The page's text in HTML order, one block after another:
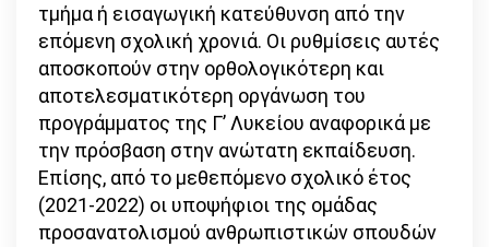
τμήμα ή εισαγωγική κατεύθυνση από την
επόμενη σχολική χρονιά. Οι ρυθμίσεις αυτές
αποσκοπούν στην ορθολογικότερη και
αποτελεσματικότερη οργάνωση του
προγράμματος της Γ’ Λυκείου αναφορικά με
την πρόσβαση στην ανώτατη εκπαίδευση.
Επίσης, από το μεθεπόμενο σχολικό έτος
(2021-2022) οι υποψήφιοι της ομάδας
προσανατολισμού ανθρωπιστικών σπουδών